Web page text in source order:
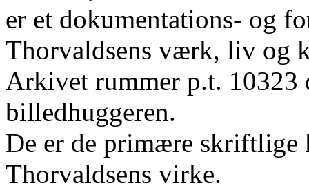
er et dokumentations- og
Thorvaldsens værk, liv og
Arkivet rummer p.t.
billedhuggeren.
De er de primære
Thorvaldsens virke.